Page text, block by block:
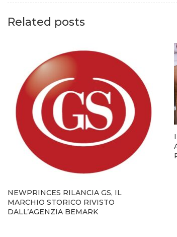
Related posts
NEWPRINCES RILANCIA GS, IL
MARCHIO STORICO RIVISTO
DALL’AGENZIA BEMARK